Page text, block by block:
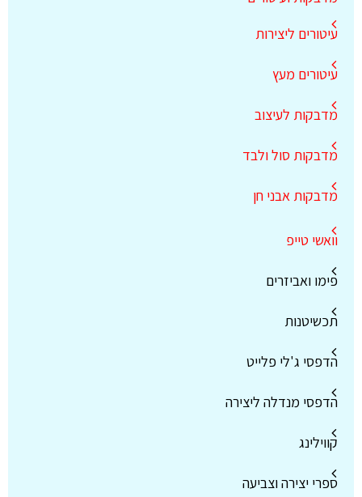
עיטורים ליצירות
עיטורים מעץ
מדבקות לעיצוב
מדבקות סול ולבד
מדבקות אבני חן
וואשי טייפ
פימו ואביזרים
תכשיטנות
הדפסי ג'לי פלייט
הדפסי מנדלה ליצירה
קווילינג
ספרי יצירה וצביעה